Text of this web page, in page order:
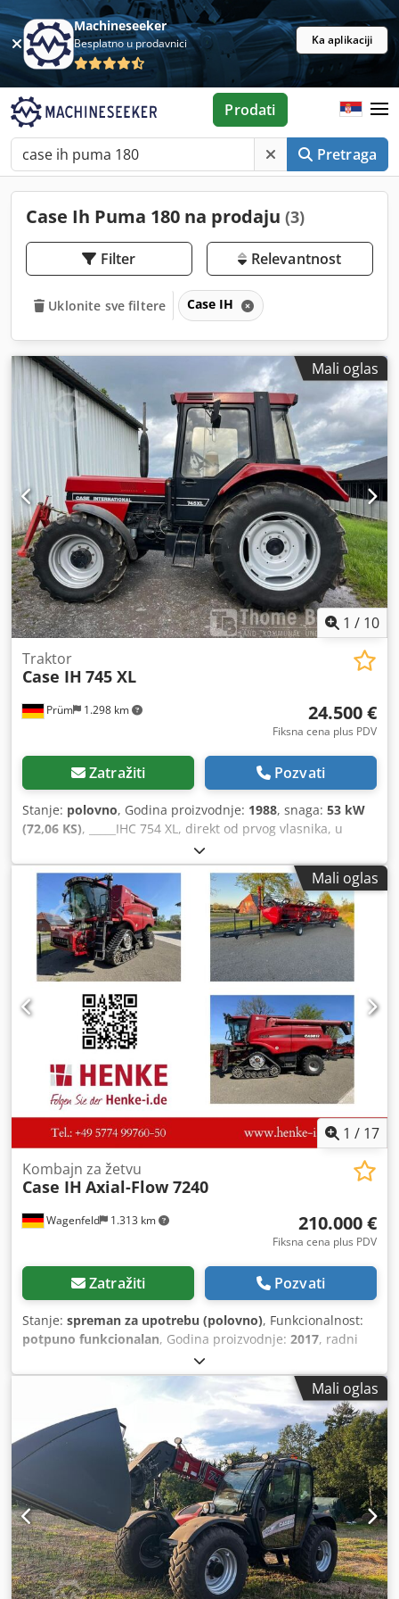
Machineseeker
Besplatno u prodavnici Ka aplikaciji
Pretraga
Prodati
Case Ih Puma 180 na prodaju (3)
Filter Relevantnost
Uklonite sve filtere Case IH
Mali oglas
1 / 10
Prüm 1.298 km
Traktor
Case IH 745 XL
24.500 €
Fiksna cena plus PDV
Zatražiti Pozvati
Stanje: polovno, Godina proizvodnje: 1988, snaga: 53 kW
(72,06 KS), _____IHC 754 XL, direkt od prvog vlasnika, u
odličnom stanju. Radni sati: oko 8.600. Godina proizvodnje:
1988. Prednji hidraulični podiznik. Prednji kardanski
prenos. Brzina: 30 km/h. Cena: 24.500,00 evra, neto.
Lokacija: nema podataka. Dcjdpfszdmutsx Al Njk
Mali oglas
1 / 17
Wagenfeld 1.313 km
Kombajn za žetvu
Case IH Axial-Flow 7240
210.000 €
Fiksna cena plus PDV
Zatražiti Pozvati
Stanje: spreman za upotrebu (polovno), Funkcionalnost:
potpuno funkcionalan, Godina proizvodnje: 2017, radni
366 kW (497,62 KS)
maksimalna brzina:30 km/h, prva registracija:07/2017,
sledeća inspekcija (TÜV):07/2026
, dimenzija zadnje gume:
500/85 R24, broj mašine/vozila:YHG233775, Oprema:
kabina, klima uređaj, osvetljenje, sekač za uljanu repicu,
vučna spojnica prikolice, Po nalogu ovlašćenog lica
nudimo sledeću polovnu mašinu na prodaju: Case-IH
kombajn AF 7240 sa ST-rotorom Broj šasije: YHG233775
Dedpjzabtdofx Al Njck Uzdužno postavljen ST-rotor
Varijanta za 30 km/h 6-cilindara Snaga: 366 kW (497 KS)
Prednji točkovi: gumene gusenice sa oprugama, širina 610
mm Zadnji točkovi: 500/85 R24 HID paket radnih farova AC
FAN automatsko podešavanje broja obrtaja ventilatora
Mali oglas